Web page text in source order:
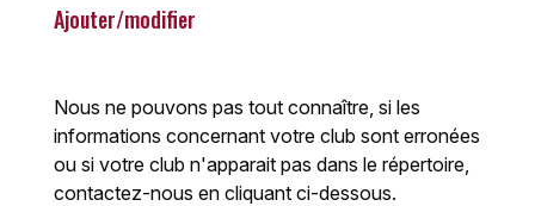
Ajouter/modifier
Nous ne pouvons pas tout connaître, si les
informations concernant votre club sont erronées
ou si votre club n'apparait pas dans le répertoire,
contactez-nous en cliquant ci-dessous.